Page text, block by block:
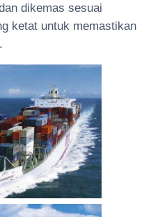
dikemas sesuai
ketat untuk memastikan